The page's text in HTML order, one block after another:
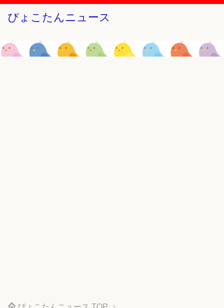
ぴょこたんニュース